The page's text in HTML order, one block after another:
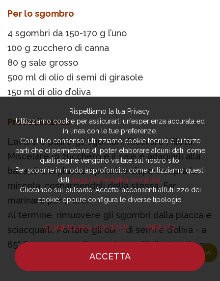
Per lo sgombro
4 sgombri da 150-170 g l’uno
100 g zucchero di canna
80 g sale grosso
500 ml di olio di semi di girasole
150 ml di olio d’oliva
Procedimento
Lavare e pulire gli sgombri. Ricavare i filetti.
Miscelare lo zucchero e il sale e adagiarli alla
base di una placca. Spinarli e disporli sopra la
miscela, cospargendoli della stessa. Far
marinare per 2 ore.
Al termine, rimuovere gli sgombri dalla placca e
sciacquarli. Portare gli olii – di semi e d’oliva - a
65° C e cuocere gli sgombro sott’olio. Lasciare
raffreddare. Conservare in frigorifero per
almeno 24 ore.
Rispettiamo la tua Privacy.
Utilizziamo cookie per assicurarti un’esperienza accurata ed
in linea con le tue preferenze.
Con il tuo consenso, utilizziamo cookie tecnici e di terze
parti che ci permettono di poter elaborare alcuni dati, come
quali pagine vengono visitate sul nostro sito.
Per scoprire in modo approfondito come utilizziamo questi
dati,
leggi l’informativa completa
Cliccando sul pulsante ‘Accetta’ acconsenti all’utilizzo dei
cookie, oppure configura le diverse tipologie.
CONFIGURA COOKIES RIFIUTA
ACCETTA